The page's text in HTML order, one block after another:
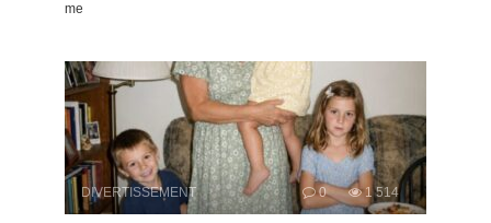
me
DIVERTISSEMENT 0 1 514